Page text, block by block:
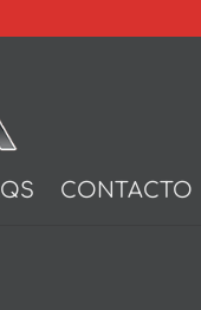
CONTACTO